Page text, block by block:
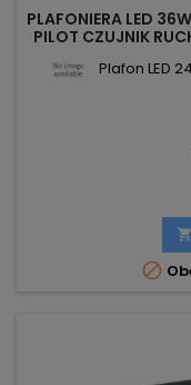
PLAFONIERA LED
PILOT CZUJNIK
Plafon LED

